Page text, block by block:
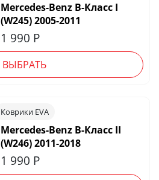
Mercedes-Benz B-Класс I
(W245) 2005-2011
1 990 Р
ВЫБРАТЬ
Коврики EVA
Mercedes-Benz B-Класс II
(W246) 2011-2018
1 990 Р